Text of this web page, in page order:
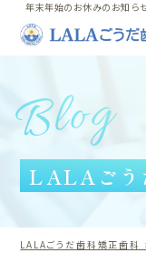
年末年始のお休みのお知ら
Clinic
ホーム
コンセプト
料金表
Blog
LALAごう
LALAごうだ歯科矯正歯科